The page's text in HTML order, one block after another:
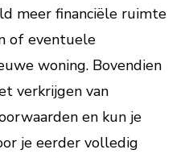
meer financiële ruimte
of eventuele
woning. Bovendien
verkrijgen van
en kun je
je eerder volledig